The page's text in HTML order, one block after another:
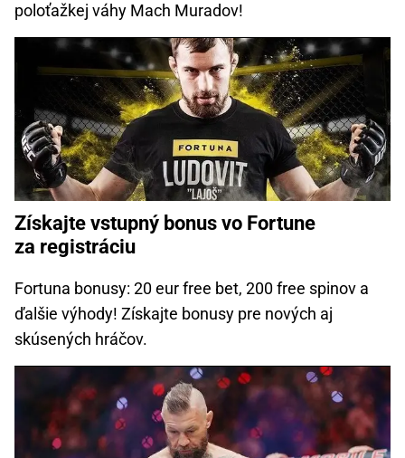
poloťažkej váhy Mach Muradov!
Získajte vstupný bonus vo Fortune
za registráciu
Fortuna bonusy: 20 eur free bet, 200 free spinov a
ďalšie výhody! Získajte bonusy pre nových aj
skúsených hráčov.